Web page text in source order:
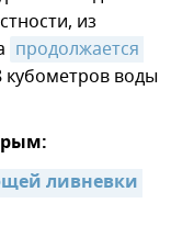
из
продолжается
кубометров воды
ливневки